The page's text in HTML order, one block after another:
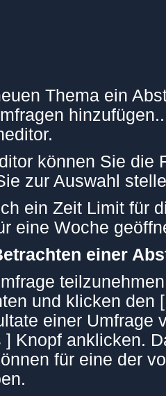
Thema ein
können Sie die
zur Auswahl
ein Zeit Limit für
eine Woche
einer
und klicken den
einer Umfrage
] Knopf anklicken.
für eine der